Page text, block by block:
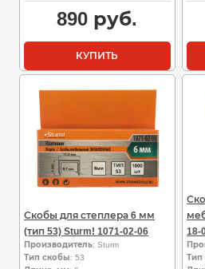
890 руб.
КУПИТЬ
Скобы для степлера 6 мм
(тип 53) Sturm! 1071-02-06
Производитель: Sturm
Тип скобы: 53
18-
Тип